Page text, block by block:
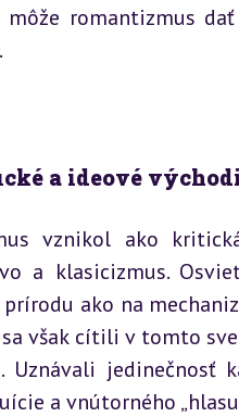
môže romantizmus
a ideové
vznikol ako
a klasicizmus.
ako na
však cítili v tomto
Uznávali jedinečnosť
a vnútorného